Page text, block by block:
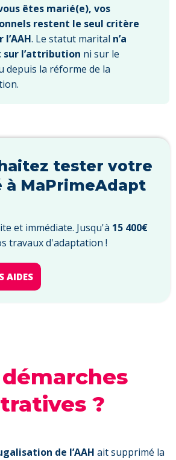
êtes marié(e), vos
restent le seul critère
. Le statut marital n’a
sur l’attribution ni sur le
depuis la réforme de la
tester votre
MaPrimeAdapt
et immédiate. Jusqu'à 15 400€
travaux d'adaptation !
AIDES
?
de l’AAH ait supprimé la